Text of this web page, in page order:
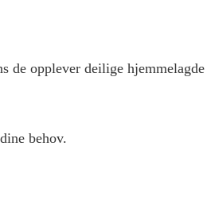
de opplever deilige hjemmelagde
behov.